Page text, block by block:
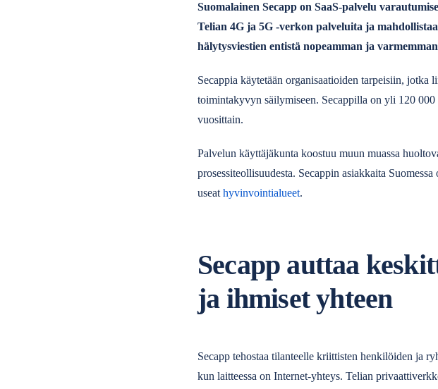
Suomalainen Secapp on SaaS-palvelu
Telian 4G ja 5G -verkon palveluita ja
hälytysviestien entistä nopeamman ja
Secappia käytetään organisaatioiden tarpeisiin,
toimintakyvyn säilymiseen. Secappilla on yli 120 000
vuosittain.
Palvelun käyttäjäkunta koostuu muun muassa
prosessiteollisuudesta. Secappin asiakkaita
useat hyvinvointialueet.
Secapp auttaa
ja ihmiset yhteen
Secapp tehostaa tilanteelle kriittisten henkilöiden ja
kun laitteessa on Internet-yhteys. Telian